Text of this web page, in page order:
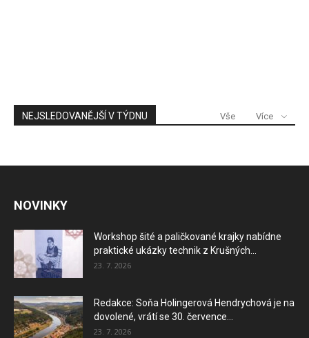
NEJSLEDOVANĚJŠÍ V TÝDNU Vše Více
NOVINKY
Workshop šité a paličkované krajky nabídne
praktické ukázky technik z Krušných...
23. 7. 2026
Redakce: Soňa Holingerová Hendrychová je na
dovolené, vrátí se 30. července...
23. 7. 2026